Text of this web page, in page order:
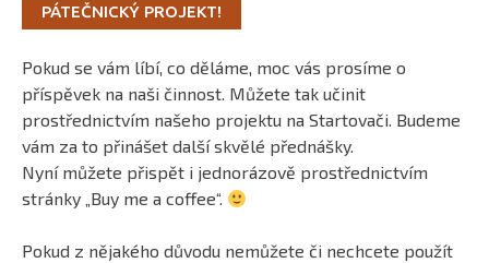
PÁTEČNICKÝ PROJEKT!
Pokud se vám líbí, co děláme, moc vás prosíme o
příspěvek na naši činnost. Můžete tak učinit
prostřednictvím našeho projektu na Startovači. Budeme
vám za to přinášet další skvělé přednášky.
Nyní můžete přispět i jednorázově prostřednictvím
stránky „Buy me a coffee“.
Pokud z nějakého důvodu nemůžete či nechcete použít